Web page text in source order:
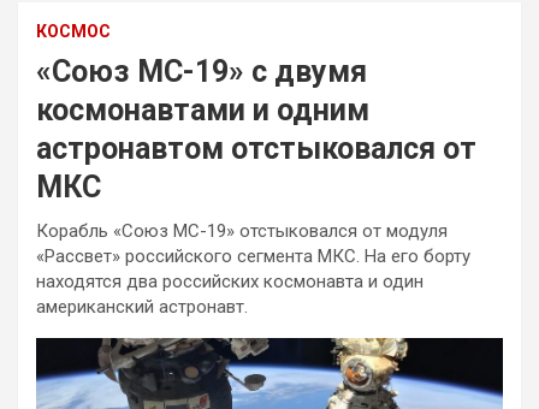
КОСМОС
«Союз МС-19» с двумя
космонавтами и одним
астронавтом отстыковался от
МКС
Корабль «Союз МС-19» отстыковался от модуля
«Рассвет» российского сегмента МКС. На его борту
находятся два российских космонавта и один
американский астронавт.